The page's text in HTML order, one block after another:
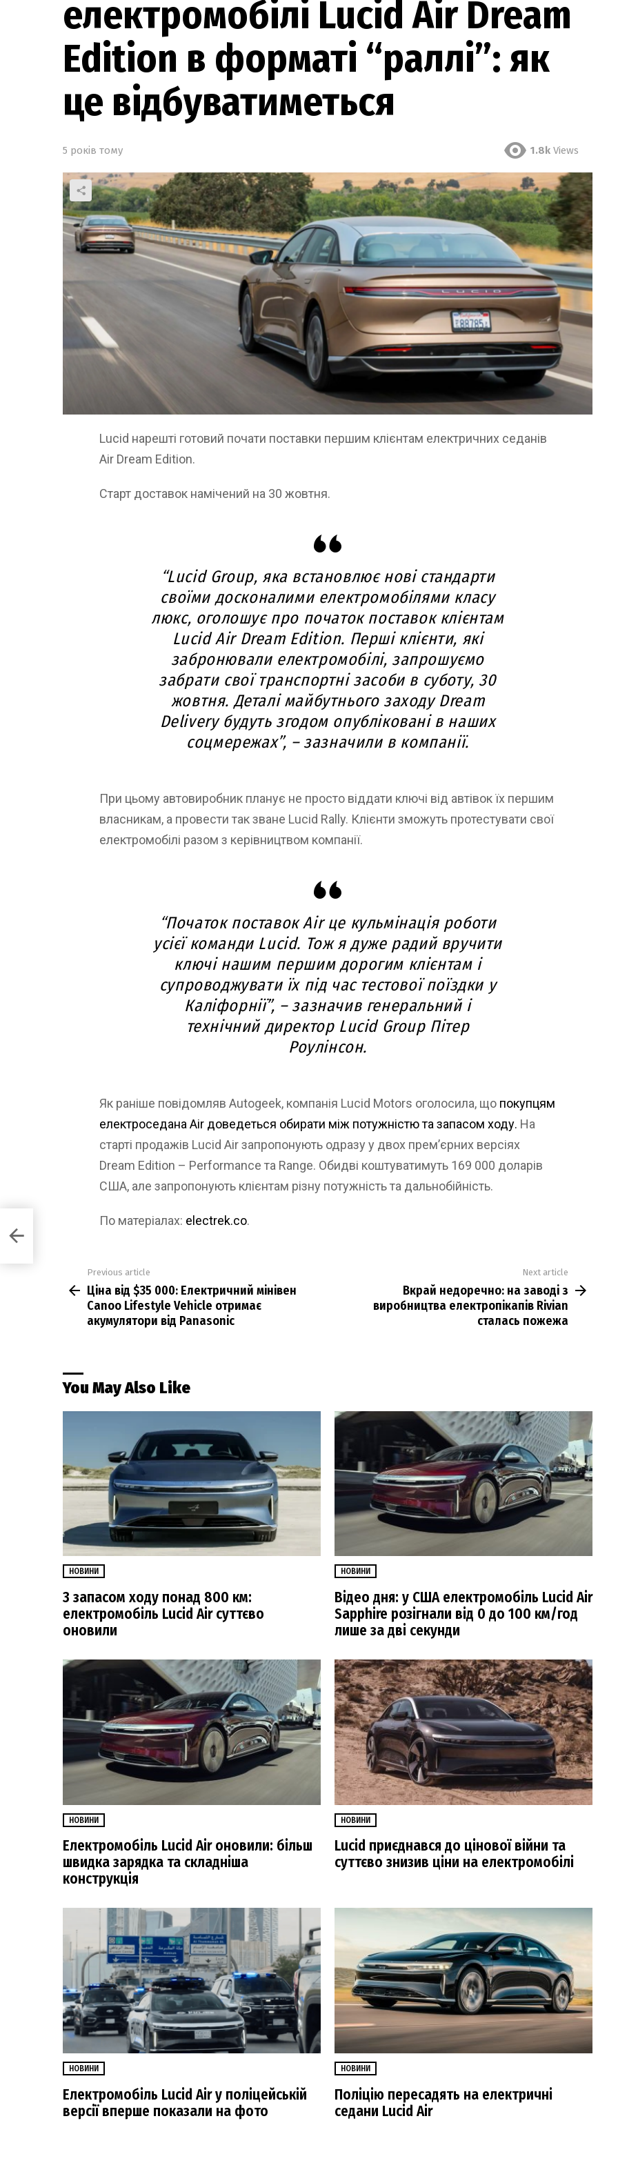
електромобілі Lucid Air Dream
Edition в форматі “раллі”: як
це відбуватиметься
5 років тому 1.8k Views
Lucid нарешті готовий почати поставки першим клієнтам електричних седанів
Air Dream Edition.
Старт доставок намічений на 30 жовтня.
“Lucid Group, яка встановлює нові стандарти
своїми досконалими електромобілями класу
люкс, оголошує про початок поставок клієнтам
Lucid Air Dream Edition. Перші клієнти, які
забронювали електромобілі, запрошуємо
забрати свої транспортні засоби в суботу, 30
жовтня. Деталі майбутнього заходу Dream
Delivery будуть згодом опубліковані в наших
соцмережах”, – зазначили в компанії.
При цьому автовиробник планує не просто віддати ключі від автівок їх першим
власникам, а провести так зване Lucid Rally. Клієнти зможуть протестувати свої
електромобілі разом з керівництвом компанії.
“Початок поставок Air це кульмінація роботи
усієї команди Lucid. Тож я дуже радий вручити
ключі нашим першим дорогим клієнтам і
супроводжувати їх під час тестової поїздки у
Каліфорнії”, – зазначив генеральний і
технічний директор Lucid Group Пітер
Роулінсон.
Як раніше повідомляв Autogeek, компанія Lucid Motors оголосила, що покупцям
електроседана Air доведеться обирати між потужністю та запасом ходу. На
старті продажів Lucid Air запропонують одразу у двох прем’єрних версіях
Dream Edition – Performance та Range. Обидві коштуватимуть 169 000 доларів
США, але запропонують клієнтам різну потужність та дальнобійність.
По матеріалах: electrek.co.
more
Previous article
Ціна від $35 000: Електричний мінівен
Canoo Lifestyle Vehicle отримає
акумулятори від Panasonic
Next article
Вкрай недоречно: на заводі з
виробництва електропікапів Rivian
сталась пожежа
You May Also Like
НОВИНИ
З запасом ходу понад 800 км:
електромобіль Lucid Air суттєво
оновили
НОВИНИ
Відео дня: у США електромобіль Lucid Air
Sapphire розігнали від 0 до 100 км/год
лише за дві секунди
НОВИНИ
Електромобіль Lucid Air оновили: більш
швидка зарядка та складніша
конструкція
НОВИНИ
Lucid приєднався до цінової війни та
суттєво знизив ціни на електромобілі
НОВИНИ
Електромобіль Lucid Air у поліцейській
версії вперше показали на фото
НОВИНИ
Поліцію пересадять на електричні
седани Lucid Air